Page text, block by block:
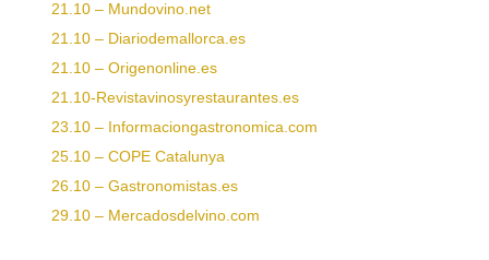
21.10 – Mundovino.net
21.10 – Diariodemallorca.es
21.10 – Origenonline.es
21.10-Revistavinosyrestaurantes.es
23.10 – Informaciongastronomica.com
25.10 – COPE Catalunya
26.10 – Gastronomistas.es
29.10 – Mercadosdelvino.com